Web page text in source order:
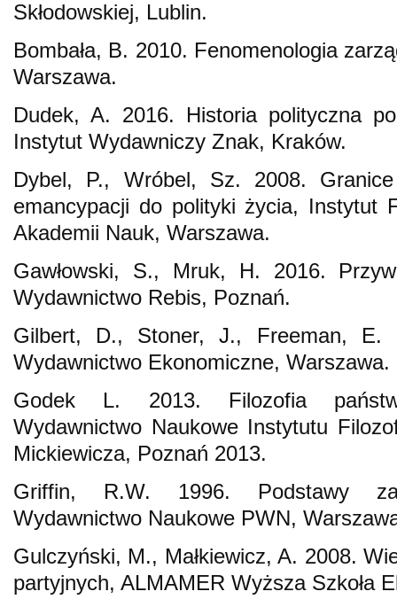
Skłodowskiej, Lublin.
Bombała, B. 2010. Fenomenologia
Warszawa.
Dudek, A. 2016. Historia polityczna
Instytut Wydawniczy Znak, Kraków.
Dybel, P., Wróbel, Sz. 2008.
emancypacji do polityki życia, Instytut
Akademii Nauk, Warszawa.
Gawłowski, S., Mruk, H. 2016.
Wydawnictwo Rebis, Poznań.
Gilbert, D., Stoner, J., Freeman, E.
Wydawnictwo Ekonomiczne, Warszawa.
Godek L. 2013. Filozofia
Wydawnictwo Naukowe Instytutu
Mickiewicza, Poznań 2013.
Griffin, R.W. 1996. Podstawy
Wydawnictwo Naukowe PWN,
Gulczyński, M., Małkiewicz, A. 2008.
partyjnych, ALMAMER Wyższa Szkoła